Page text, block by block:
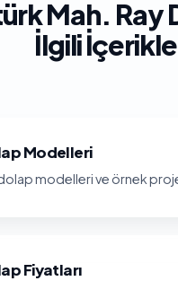
Mah. Ray
İlgili
Modelleri
modelleri ve örnek
Fiyatları